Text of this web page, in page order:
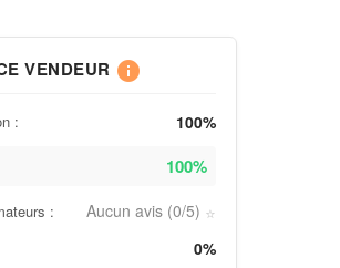
VENDEUR info
: 100%
100%
: Aucun avis (0/5) ⭐
0%